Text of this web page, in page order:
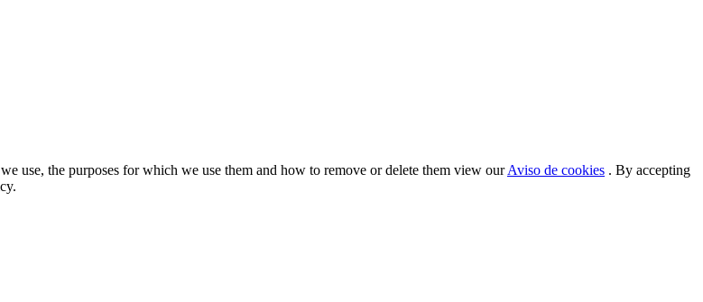
use, the purposes for which we use them and how to remove or delete them view ourAviso de cookies . By accepting